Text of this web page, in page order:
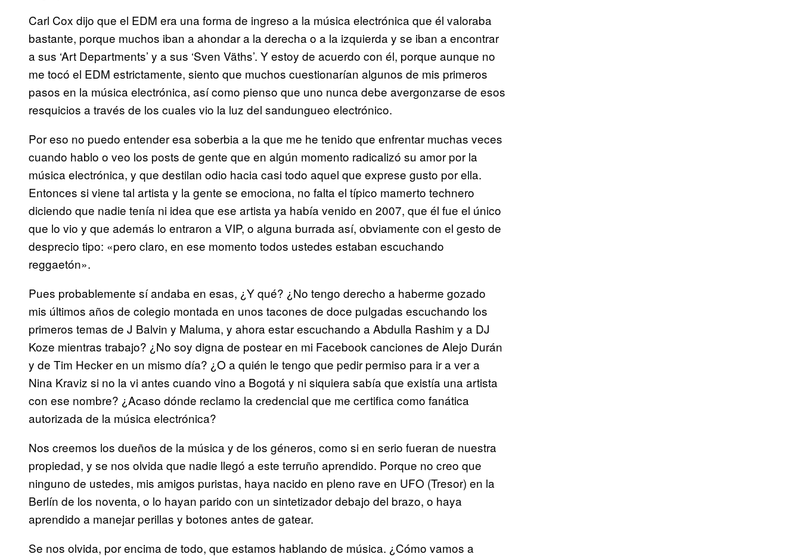
Carl Cox dijo que el EDM era una forma de ingreso a la música electrónica que él valoraba
bastante, porque muchos iban a ahondar a la derecha o a la izquierda y se iban a encontrar
a sus ‘Art Departments’ y a sus ‘Sven Väths’. Y estoy de acuerdo con él, porque aunque no
me tocó el EDM estrictamente, siento que muchos cuestionarían algunos de mis primeros
pasos en la música electrónica, así como pienso que uno nunca debe avergonzarse de esos
resquicios a través de los cuales vio la luz del sandungueo electrónico.
Por eso no puedo entender esa soberbia a la que me he tenido que enfrentar muchas veces
cuando hablo o veo los posts de gente que en algún momento radicalizó su amor por la
música electrónica, y que destilan odio hacia casi todo aquel que exprese gusto por ella.
Entonces si viene tal artista y la gente se emociona, no falta el típico mamerto technero
diciendo que nadie tenía ni idea que ese artista ya había venido en 2007, que él fue el único
que lo vio y que además lo entraron a VIP, o alguna burrada así, obviamente con el gesto de
desprecio tipo: «pero claro, en ese momento todos ustedes estaban escuchando
reggaetón».
Pues probablemente sí andaba en esas, ¿Y qué? ¿No tengo derecho a haberme gozado
mis últimos años de colegio montada en unos tacones de doce pulgadas escuchando los
primeros temas de J Balvin y Maluma, y ahora estar escuchando a Abdulla Rashim y a DJ
Koze mientras trabajo? ¿No soy digna de postear en mi Facebook canciones de Alejo Durán
y de Tim Hecker en un mismo día? ¿O a quién le tengo que pedir permiso para ir a ver a
Nina Kraviz si no la vi antes cuando vino a Bogotá y ni siquiera sabía que existía una artista
con ese nombre? ¿Acaso dónde reclamo la credencial que me certifica como fanática
autorizada de la música electrónica?
Nos creemos los dueños de la música y de los géneros, como si en serio fueran de nuestra
propiedad, y se nos olvida que nadie llegó a este terruño aprendido. Porque no creo que
ninguno de ustedes, mis amigos puristas, haya nacido en pleno rave en UFO (Tresor) en la
Berlín de los noventa, o lo hayan parido con un sintetizador debajo del brazo, o haya
aprendido a manejar perillas y botones antes de gatear.
Se nos olvida, por encima de todo, que estamos hablando de música. ¿Cómo vamos a